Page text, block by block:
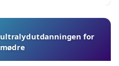
for